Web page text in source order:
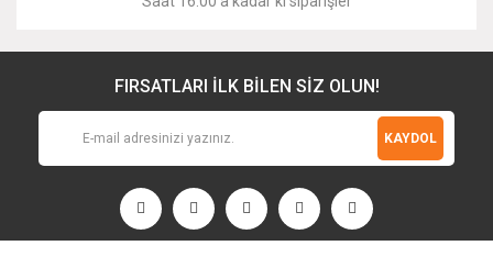
FIRSATLARI İLK BİLEN SİZ OLUN!
KAYDOL